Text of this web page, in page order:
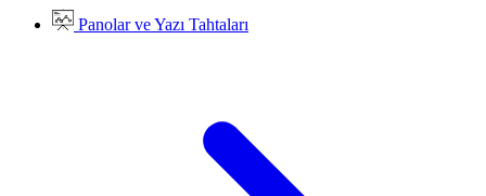
Panolar ve Yazı Tahtaları